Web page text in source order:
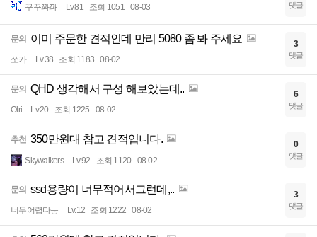
꾸꾸꽈꽈 Lv.81 조회 1051 08-03 댓글
문의 이미 주문한 견적인데 만리 5080 좀 봐 주세요
쏘카 Lv.38 조회 1183 08-02
3
댓글
문의 QHD 생각해서 구성 해보았는데..
Olri Lv.20 조회 1225 08-02
6
댓글
추천 350만원대 참고 견적입니다.
Skywalkers Lv.92 조회 1120 08-02
0
댓글
문의 ssd용량이 너무적어서그런데,..
너무어렵다능 Lv.12 조회 1222 08-02
3
댓글